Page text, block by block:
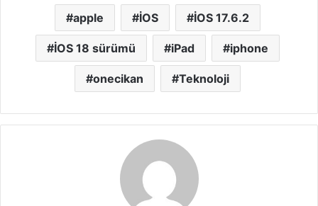
apple İOS İOS 17.6.2
İOS 18 sürümü iPad iphone
onecikan Teknoloji